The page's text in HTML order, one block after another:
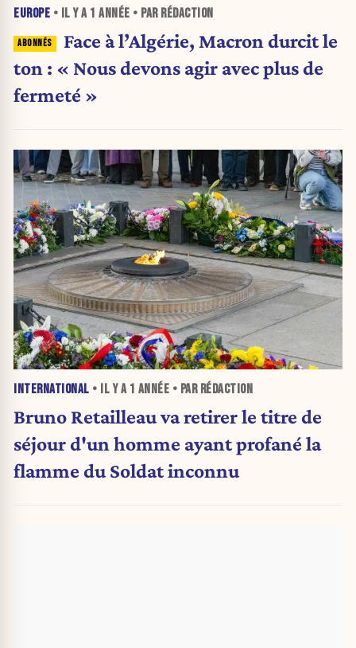
EUROPE • IL Y A 1 ANNÉE • PAR RÉDACTION
Face à l’Algérie, Macron durcit le
ton : « Nous devons agir avec plus de
fermeté »
INTERNATIONAL • IL Y A 1 ANNÉE • PAR RÉDACTION
Bruno Retailleau va retirer le titre de
séjour d'un homme ayant profané la
flamme du Soldat inconnu